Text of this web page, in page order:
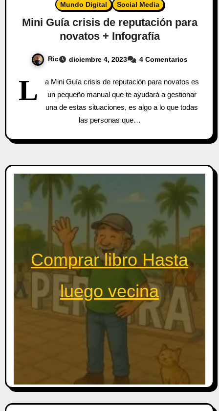
Mundo Digital Social Media
Mini Guía crisis de reputación para
novatos + Infografía
Ric diciembre 4, 2023 4 Comentarios
L
a Mini Guía crisis de reputación para novatos es
un pequeño manual que te ayudará a gestionar
una de estas situaciones, es algo a lo que todas
las personas que…
Comprar libro Hasta
luego vecina